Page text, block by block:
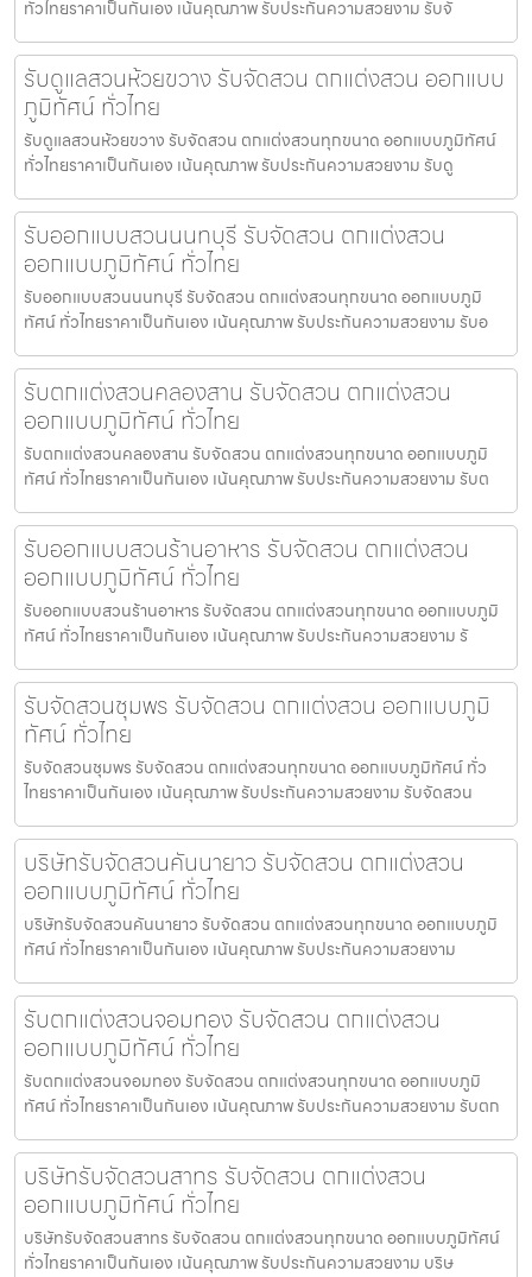
ทั่วไทยราคาเป็นกันเอง เน้นคุณภาพ รับประกันความสวยงาม รับจั
รับดูแลสวนห้วยขวาง รับจัดสวน ตกแต่งสวน ออกแบบ
ภูมิทัศน์ ทั่วไทย
รับดูแลสวนห้วยขวาง รับจัดสวน ตกแต่งสวนทุกขนาด ออกแบบภูมิทัศน์
ทั่วไทยราคาเป็นกันเอง เน้นคุณภาพ รับประกันความสวยงาม รับดู
รับออกแบบสวนนนทบุรี รับจัดสวน ตกแต่งสวน
ออกแบบภูมิทัศน์ ทั่วไทย
รับออกแบบสวนนนทบุรี รับจัดสวน ตกแต่งสวนทุกขนาด ออกแบบภูมิ
ทัศน์ ทั่วไทยราคาเป็นกันเอง เน้นคุณภาพ รับประกันความสวยงาม รับอ
รับตกแต่งสวนคลองสาน รับจัดสวน ตกแต่งสวน
ออกแบบภูมิทัศน์ ทั่วไทย
รับตกแต่งสวนคลองสาน รับจัดสวน ตกแต่งสวนทุกขนาด ออกแบบภูมิ
ทัศน์ ทั่วไทยราคาเป็นกันเอง เน้นคุณภาพ รับประกันความสวยงาม รับต
รับออกแบบสวนร้านอาหาร รับจัดสวน ตกแต่งสวน
ออกแบบภูมิทัศน์ ทั่วไทย
รับออกแบบสวนร้านอาหาร รับจัดสวน ตกแต่งสวนทุกขนาด ออกแบบภูมิ
ทัศน์ ทั่วไทยราคาเป็นกันเอง เน้นคุณภาพ รับประกันความสวยงาม รั
รับจัดสวนชุมพร รับจัดสวน ตกแต่งสวน ออกแบบภูมิ
ทัศน์ ทั่วไทย
รับจัดสวนชุมพร รับจัดสวน ตกแต่งสวนทุกขนาด ออกแบบภูมิทัศน์ ทั่ว
ไทยราคาเป็นกันเอง เน้นคุณภาพ รับประกันความสวยงาม รับจัดสวน
บริษัทรับจัดสวนคันนายาว รับจัดสวน ตกแต่งสวน
ออกแบบภูมิทัศน์ ทั่วไทย
บริษัทรับจัดสวนคันนายาว รับจัดสวน ตกแต่งสวนทุกขนาด ออกแบบภูมิ
ทัศน์ ทั่วไทยราคาเป็นกันเอง เน้นคุณภาพ รับประกันความสวยงาม
รับตกแต่งสวนจอมทอง รับจัดสวน ตกแต่งสวน
ออกแบบภูมิทัศน์ ทั่วไทย
รับตกแต่งสวนจอมทอง รับจัดสวน ตกแต่งสวนทุกขนาด ออกแบบภูมิ
ทัศน์ ทั่วไทยราคาเป็นกันเอง เน้นคุณภาพ รับประกันความสวยงาม รับตก
บริษัทรับจัดสวนสาทร รับจัดสวน ตกแต่งสวน
ออกแบบภูมิทัศน์ ทั่วไทย
บริษัทรับจัดสวนสาทร รับจัดสวน ตกแต่งสวนทุกขนาด ออกแบบภูมิทัศน์
ทั่วไทยราคาเป็นกันเอง เน้นคุณภาพ รับประกันความสวยงาม บริษ